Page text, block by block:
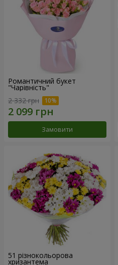
Романтичний букет
"Чарівність"
2 332 грн
Замовити
51 різнокольорова
хризантема